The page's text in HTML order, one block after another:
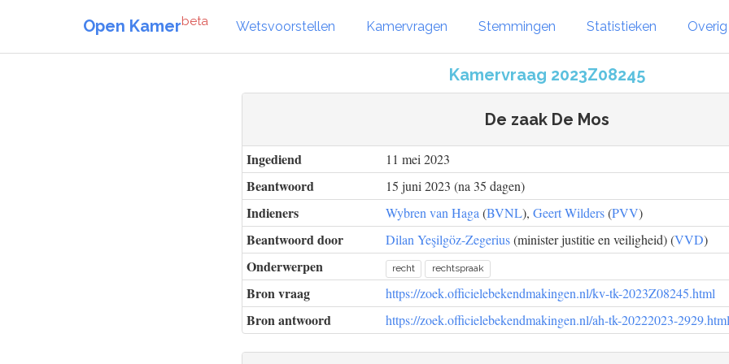
Open Kamerbeta Wetsvoorstellen Kamervragen Stemmingen Statistieken
Kamervraag 2023Z08245
De zaak De Mos
Ingediend 11 mei 2023
Beantwoord 15 juni 2023 (na 35 dagen)
Indieners Wybren van Haga (BVNL), Geert Wilders(PVV)
Beantwoord door Dilan Yeşilgöz-Zegerius(minister justitie en veiligheid) (VVD)
Onderwerpen recht rechtspraak
Bron vraag https://zoek.officielebekendmakingen.nl/kv-tk-2023Z08245.html
Bron antwoord https://zoek.officielebekendmakingen.nl/ah-tk-20222023-2929.html